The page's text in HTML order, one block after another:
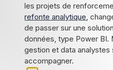
les projets de
refonte analytique ,
de passer sur une
données, type Power BI.
gestion et data analystes
accompagner.